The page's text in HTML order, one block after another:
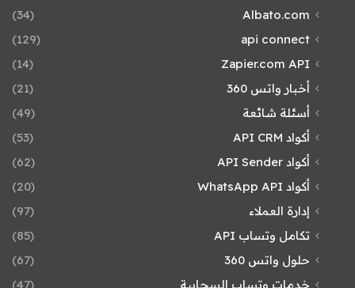
Albato.com
(34)
api connect
(129)
Zapier.com API
(14)
أخبار واتس 360
(21)
أسئلة شائعة
(49)
أكواد API CRM
(53)
أكواد API Sender
(62)
أكواد WhatsApp API
(20)
إدارة العملاء
(97)
تكامل وتساب API
(85)
حلول واتس 360
(67)
خدمات وتساب السحابية
(47)